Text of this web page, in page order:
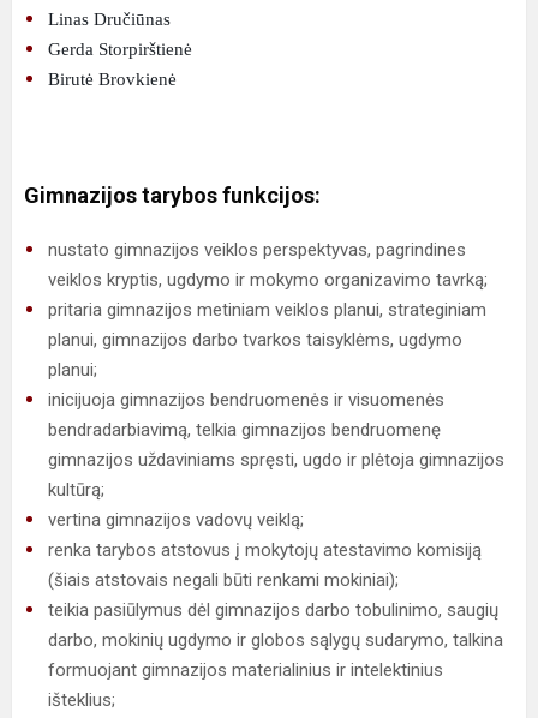
Linas Dručiūnas
Gerda Storpirštienė
Birutė Brovkienė
Gimnazijos tarybos funkcijos:
nustato gimnazijos veiklos perspektyvas, pagrindines
veiklos kryptis, ugdymo ir mokymo organizavimo tavrką;
pritaria gimnazijos metiniam veiklos planui, strateginiam
planui, gimnazijos darbo tvarkos taisyklėms, ugdymo
planui;
inicijuoja gimnazijos bendruomenės ir visuomenės
bendradarbiavimą, telkia gimnazijos bendruomenę
gimnazijos uždaviniams spręsti, ugdo ir plėtoja gimnazijos
kultūrą;
vertina gimnazijos vadovų veiklą;
renka tarybos atstovus į mokytojų atestavimo komisiją
(šiais atstovais negali būti renkami mokiniai);
teikia pasiūlymus dėl gimnazijos darbo tobulinimo, saugių
darbo, mokinių ugdymo ir globos sąlygų sudarymo, talkina
formuojant gimnazijos materialinius ir intelektinius
išteklius;